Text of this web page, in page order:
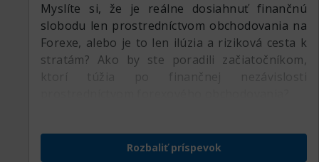
러 가지 보안 조치를 취하고 있습니다. 이중 인증
(2FA)과 지갑 자산의 오프라인 저장 등 다양한 보안
기능이 제공되어 해킹 등의 위험에 대비하고 있습니
다.
니다. 이는 바쁜 일상 속에서도 트레이더가 시장의
변화를 실시간으로 파악하고 대응할 수 있게 해줍니
Myslíte si, že je reálne dosiahnuť finančnú
slobodu len prostredníctvom obchodovania na
Forexe, alebo je to len ilúzia a riziková cesta k
stratám? Ako by ste poradili začiatočníkom,
ktorí túžia po finančnej nezávislosti
Rozbaliť príspevok